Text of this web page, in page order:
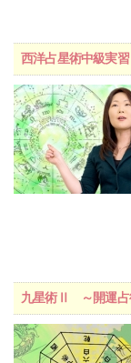
西洋占星術中級実
九星術Ⅱ ～開運占